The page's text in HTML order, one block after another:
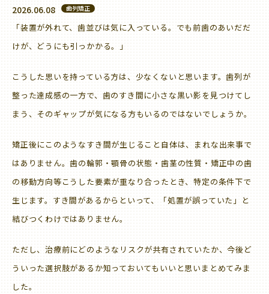
2026.06.08 歯列矯正
「装置が外れて、歯並びは気に入っている。でも前歯のあいだだ
けが、どうにも引っかかる。」
こうした思いを持っている方は、少なくないと思います。歯列が
整った達成感の一方で、歯のすき間に小さな黒い影を見つけてし
まう、そのギャップが気になる方もいるのではないでしょうか。
矯正後にこのようなすき間が生じること自体は、まれな出来事で
はありません。歯の輪郭・顎骨の状態・歯茎の性質・矯正中の歯
の移動方向等こうした要素が重なり合ったとき、特定の条件下で
生じます。すき間があるからといって、「処置が誤っていた」と
結びつくわけではありません。
ただし、治療前にどのようなリスクが共有されていたか、今後ど
ういった選択肢があるか知っておいてもいいと思いまとめてみま
した。